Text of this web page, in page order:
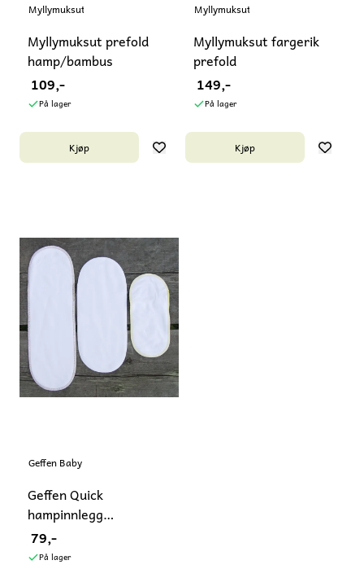
Myllymuksut
Myllymuksut prefold
hamp/bambus
109,-
På lager
Kjøp
Myllymuksut
Myllymuksut fargerik
prefold
149,-
På lager
Kjøp
Geffen Baby
Geffen Quick
hampinnlegg
normal/pluss
79,-
På lager